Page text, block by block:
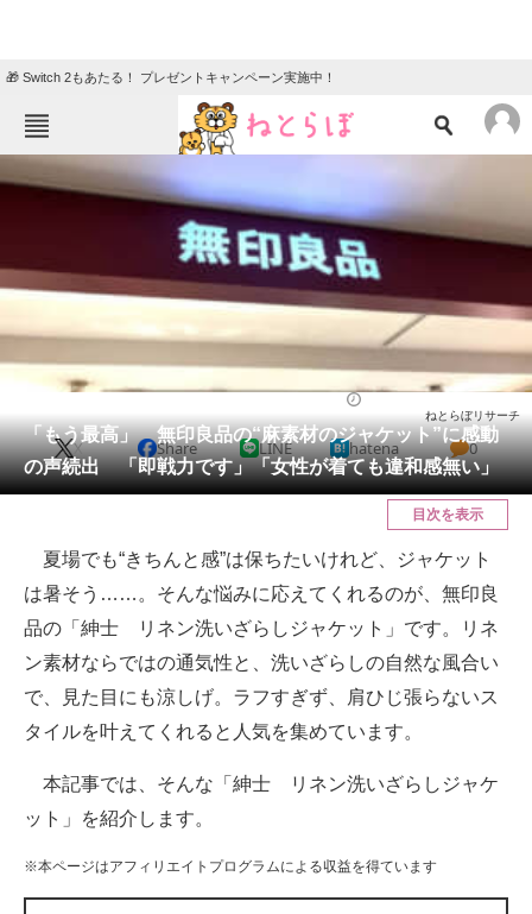
🎁 Switch 2もあたる！ プレゼントキャンペーン実施中！
ねとらぼメニュー
ニュース
クイズ
グルメ 地域
住まい
動物
会員記事
メディア
ITの今と未来を見通す
スマホと通信の最新トレンド
進化するPCとデバイスの未来
好きが集まる 比べて選べる
ビジネスと働き方のヒント
「もう最高」 無印良品の“麻素材のジャケット”に感動
の声続出 「即戦力です」「女性が着ても違和感無い」
ねとらぼリサーチ
X Share LINE hatena 0
目次を表示
夏場でも“きちんと感”は保ちたいけれど、ジャケット
は暑そう……。そんな悩みに応えてくれるのが、無印良
品の「紳士 リネン洗いざらしジャケット」です。リネ
ン素材ならではの通気性と、洗いざらしの自然な風合い
で、見た目にも涼しげ。ラフすぎず、肩ひじ張らないス
タイルを叶えてくれると人気を集めています。
本記事では、そんな「紳士 リネン洗いざらしジャケ
ット」を紹介します。
※本ページはアフィリエイトプログラムによる収益を得ています